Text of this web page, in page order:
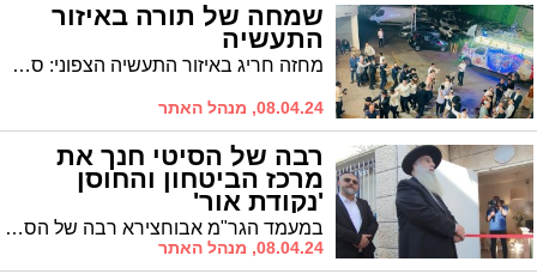
שמחה של תורה באיזור
התעשיה
מחזה חריג באיזור התעשיה הצפוני: ספר תורה הוכנס לבית הכנסת שפועל בבית העסק של מאיר מרק, והאיזור השקוע באווירת חולין - לבש חג
08.04.24, מנהל האתר
רבה של הסיטי חנך את
מרכז הביטחון והחוסן
'נקודת אור'
במעמד הגר"מ אבוחצירא רבה של הסיטי: נחנך מרכז סיוע לביטחון וחוסן קהילתי "נקודת אור" ברובע יב' שיפעל במסגרת "מהות" הרשות העירונית
08.04.24, מנהל האתר